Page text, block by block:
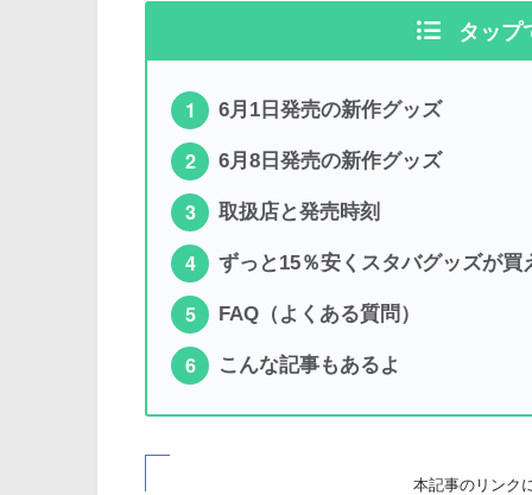
タップ
6月1日発売の新作グッズ
6月8日発売の新作グッズ
取扱店と発売時刻
ずっと15％安くスタバグッズが買
FAQ（よくある質問）
こんな記事もあるよ
本記事のリンク